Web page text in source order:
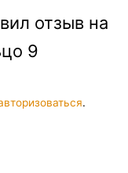
отзыв на
9
.